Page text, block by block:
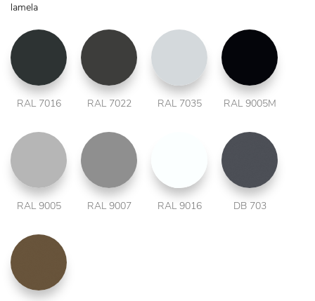
lamela
RAL 7016 RAL 7022 RAL 7035 RAL 9005M
RAL 9005 RAL 9007 RAL 9016 DB 703